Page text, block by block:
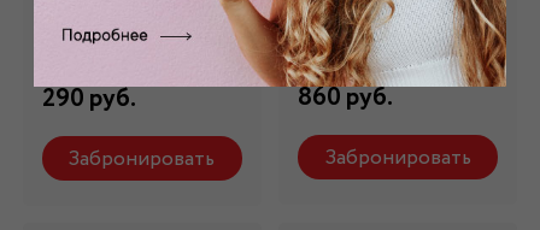
Состав: 100% пэ
290 руб.
Забронировать
Состав: 92% пэ, 8%
эластан
860 руб.
Забронировать